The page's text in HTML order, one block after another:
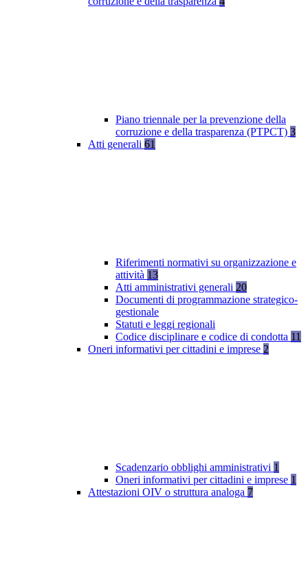
Piano triennale per la prevenzione della
corruzione e della trasparenza (PTPCT) 3
Atti generali 61
Riferimenti normativi su organizzazione e
attività 13
Atti amministrativi generali 20
Documenti di programmazione strategico-
gestionale
Statuti e leggi regionali
Codice disciplinare e codice di condotta 11
Oneri informativi per cittadini e imprese 2
Scadenzario obblighi amministrativi 1
Oneri informativi per cittadini e imprese 1
Attestazioni OIV o struttura analoga 7